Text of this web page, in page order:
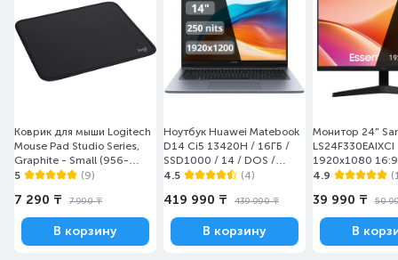
Коврик для мыши Logitech
Mouse Pad Studio Series,
Graphite - Small (956-
000049)
5 (9)
7 290 ₸ 7 990 ₸
В корзину
Ноутбук Huawei Matebook
D14 Ci5 13420H / 16ГБ /
SSD1000 / 14 / DOS /
(MendelG-W5611D/DOS)
4.5 (4)
419 990 ₸ 439 990 ₸
В корзину
Монитор 24"
LS24F330EAIXCI
1920x1080
(HDMI+DP) Black
4.9
39 990 ₸ 50
В